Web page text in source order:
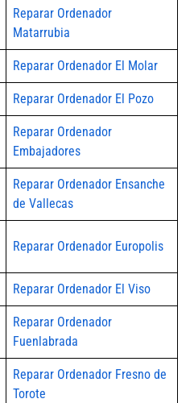
Reparar Ordenador
Matarrubia
Reparar Ordenador El Molar
Reparar Ordenador El Pozo
Reparar Ordenador
Embajadores
Reparar Ordenador Ensanche
de Vallecas
Reparar Ordenador Europolis
Reparar Ordenador El Viso
Reparar Ordenador
Fuenlabrada
Reparar Ordenador Fresno de
Torote